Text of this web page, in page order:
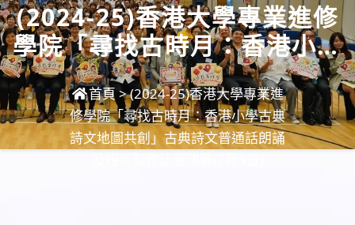
(2024-25)香港大學專業進修
學院「尋找古時月：香港小學
古典詩文地圖共創」古典詩文
普通話朗誦及短片製作比賽決
賽(7月5日)
首頁 >(2024-25)香港大學專業進
修學院「尋找古時月：香港小學古典
詩文地圖共創」古典詩文普通話朗誦